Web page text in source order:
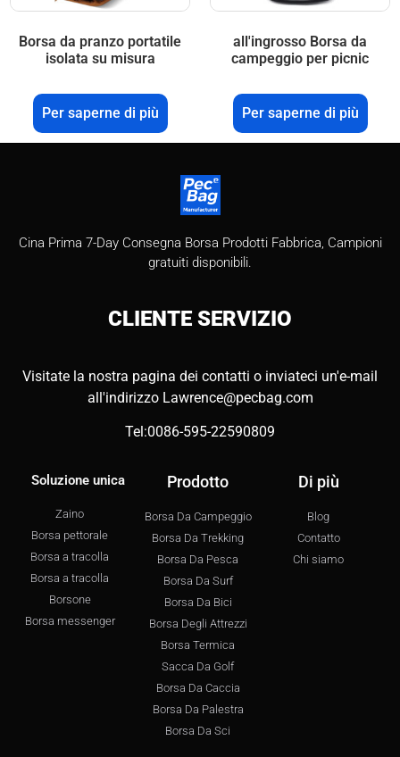
Borsa da pranzo portatile
isolata su misura
Per saperne di più
all'ingrosso Borsa da
campeggio per picnic
Per saperne di più
Cina Prima 7-Day Consegna Borsa Prodotti Fabbrica, Campioni
gratuiti disponibili.
CLIENTE SERVIZIO
Visitate la nostra pagina dei contatti o inviateci un'e-mail
all'indirizzo Lawrence@pecbag.com
Tel:0086-595-22590809
Soluzione unica
Zaino
Borsa pettorale
Borsa a tracolla
Borsa a tracolla
Borsone
Borsa messenger
Prodotto
Borsa Da Campeggio
Borsa Da Trekking
Borsa Da Pesca
Borsa Da Surf
Borsa Da Bici
Borsa Degli Attrezzi
Borsa Termica
Sacca Da Golf
Borsa Da Caccia
Borsa Da Palestra
Borsa Da Sci
Di più
Blog
Contatto
Chi siamo